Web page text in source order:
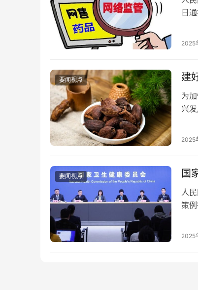
日
规
2025
要闻视点 建
为
兴
产
2025
要闻视点 国
人
策
家
2025